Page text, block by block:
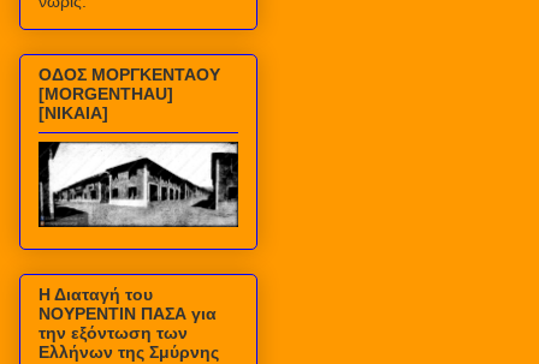
ΟΔΟΣ ΜΟΡΓΚΕΝΤΑΟΥ
[MORGENTHAU]
[ΝΙΚΑΙΑ]
Η Διαταγή του
ΝΟΥΡΕΝΤΙΝ ΠΑΣΑ για
την εξόντωση των
Ελλήνων της Σμύρνης